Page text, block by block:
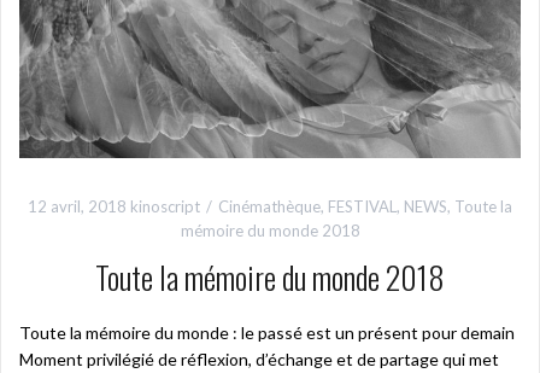
12 avril, 2018 kinoscript Cinémathèque, FESTIVAL , NEWS, Toute la
mémoire du monde 2018
Toute la mémoire du monde 2018
Toute la mémoire du monde : le passé est un présent pour demain
Moment privilégié de réflexion, d’échange et de partage qui met